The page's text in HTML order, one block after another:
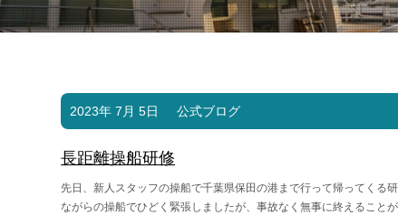
2023年 7月 5日 公式ブログ
長距離操船研修
先日、新人スタッフの操船で千葉県保田の港まで行って帰ってくる
ながらの操船でひどく緊張しましたが、事故なく無事に終えること